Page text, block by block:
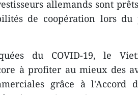
allemands sont
de coopération lors du
du COVID-19, le
à profiter au mieux des
grâce à l'Accord